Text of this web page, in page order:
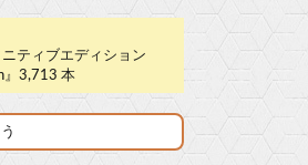
ニティブエディション
』3,713 本